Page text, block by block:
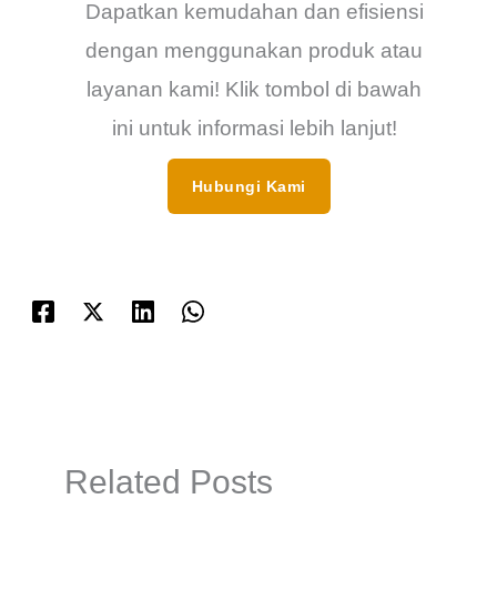
Dapatkan kemudahan dan efisiensi
dengan menggunakan produk atau
layanan kami! Klik tombol di bawah
ini untuk informasi lebih lanjut!
Hubungi Kami
Related Posts